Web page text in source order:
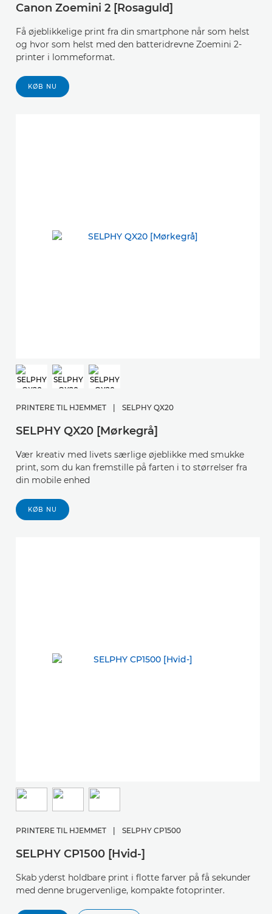
Canon Zoemini 2 [Rosaguld]
Få øjeblikkelige print fra din smartphone når som helst
og hvor som helst med den batteridrevne Zoemini 2-
printer i lommeformat.
KØB NU
PRINTERE TIL HJEMMET | SELPHY QX20
SELPHY QX20 [Mørkegrå]
Vær kreativ med livets særlige øjeblikke med smukke
print, som du kan fremstille på farten i to størrelser fra
din mobile enhed
KØB NU
PRINTERE TIL HJEMMET | SELPHY CP1500
SELPHY CP1500 [Hvid-]
Skab yderst holdbare print i flotte farver på få sekunder
med denne brugervenlige, kompakte fotoprinter.